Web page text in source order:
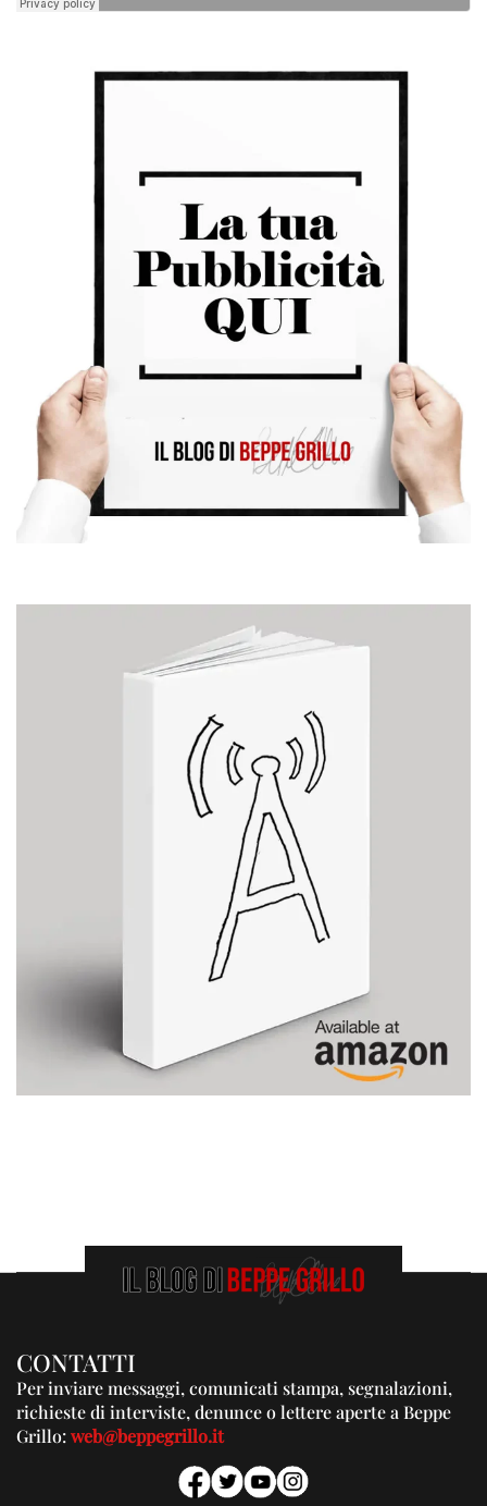
CONTATTI
Per inviare messaggi, comunicati stampa, segnalazioni,
richieste di interviste, denunce o lettere aperte a Beppe
Grillo:web@beppegrillo.it